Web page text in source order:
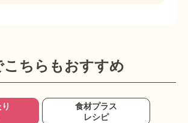
こちらもおすすめ
食材プラス
レシピ